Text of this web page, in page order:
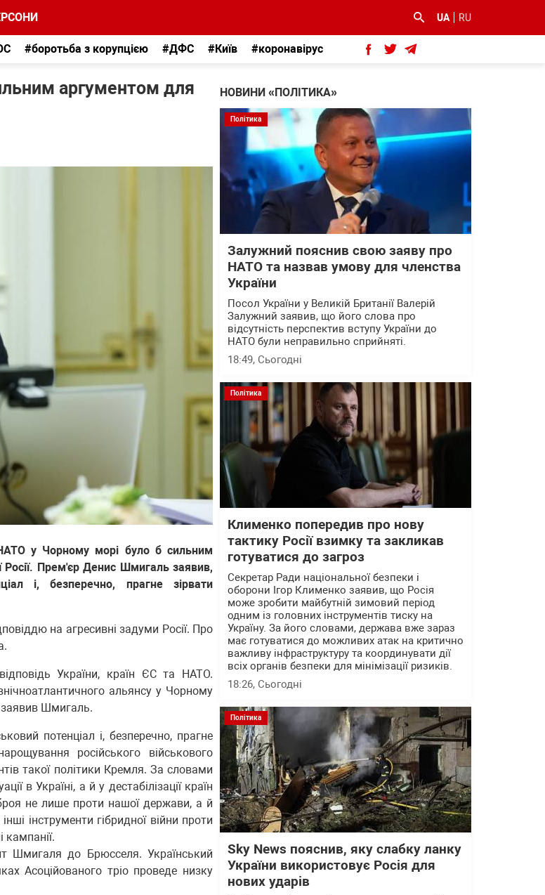
UA RU
#боротьба з корупцією #ДФС #Київ #коронавірус
аргументом для
НАТО у Чорному морі було б сильним
Росії. Прем'єр Денис Шмигаль заявив,
і, безперечно, прагне зірвати
на агресивні задуми Росії. Про
України, країн ЄС та НАТО.
альянсу у Чорному
заявив Шмигаль.
потенціал і, безперечно, прагне
російського військового
такої політики Кремля. За словами
в Україні, а й у дестабілізації країн
не лише проти нашої держави, а й
інструменти гібридної війни проти
кампанії.
Шмигаля до Брюсселя. Український
Асоційованого тріо проведе низку
НОВИНИ «ПОЛІТИКА»
Політика
Залужний пояснив свою заяву про
НАТО та назвав умову для членства
України
Посол України у Великій Британії Валерій
Залужний заявив, що його слова про
відсутність перспектив вступу України до
НАТО були неправильно сприйняті.
18:49, Сьогодні
Політика
Клименко попередив про нову
тактику Росії взимку та закликав
готуватися до загроз
Секретар Ради національної безпеки і
оборони Ігор Клименко заявив, що Росія
може зробити майбутній зимовий період
одним із головних інструментів тиску на
Україну. За його словами, держава вже зараз
має готуватися до можливих атак на критично
важливу інфраструктуру та координувати дії
всіх органів безпеки для мінімізації ризиків.
18:26, Сьогодні
Політика
Sky News пояснив, яку слабку ланку
України використовує Росія для
нових ударів